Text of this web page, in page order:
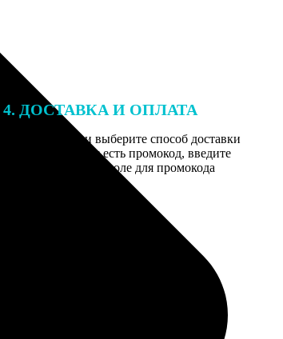
4. ДОСТАВКА И ОПЛАТА
Введите адрес и выберите способ доставки
заказа. Если у вас есть промокод, введите
его в специальное поле для промокода